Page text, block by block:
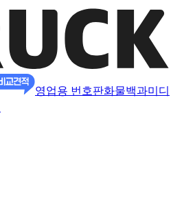
영업용 번호판화물백과미디